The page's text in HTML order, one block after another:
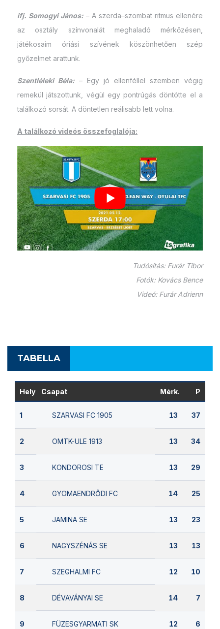
ifj. Somogyi János: – A szerda–szombat ritmus ellenére
az osztály színvonalát meghaladó mérkőzésen,
játékosaim óriási szívének köszönhetően szép
győzelmet arattunk.
Szentléleki Béla: – Egy jó ellenféllel szemben végig
remekül játszottunk, végül egy pontrúgás döntötte el a
találkozó sorsát. A döntetlen reálisabb lett volna.
A találkozó videós összefoglalója:
Tudósítás: Furár Tibor
Fotók: Kovács Bence
Videó: Furár Adrienn
TABELLA
Hely Csapat Mérk. P
1 SZARVASI FC 1905 13 37
2 OMTK-ULE 1913 13 34
3 KONDOROSI TE 13 29
4 GYOMAENDRŐDI FC 14 25
5 JAMINA SE 13 23
6 NAGYSZÉNÁS SE 13 13
7 SZEGHALMI FC 12 10
8 DÉVAVÁNYAI SE 14 7
9 FÜZESGYARMATI SK 12 6